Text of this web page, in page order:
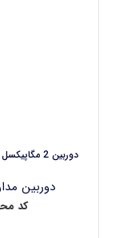
دوربین 2 مگاپیکسل کیوپلاس مدل AHC-B2149A6-E1
دوربین
کد